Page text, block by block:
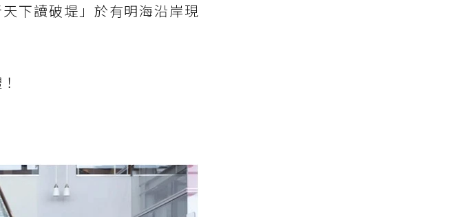
下讀破堤」於有明海沿岸現